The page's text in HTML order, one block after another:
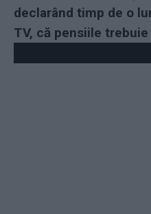
declarând timp de o
TV, că pensiile